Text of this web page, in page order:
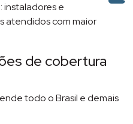
e
atendidos com maior
de cobertura
todo o Brasil e demais